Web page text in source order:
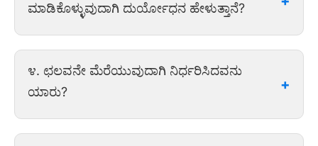
ಮಾಡಿಕೊಳ್ಳುವುದಾಗಿ ದುರ್ಯೋಧನ ಹೇಳುತ್ತಾನೆ?
ಬಳಿಕ ಸಂಧಿ ಮಾಡಿಕೊಳ್ಳುವುದಾಗಿ ದುರ್ಯೋಧನ
ಹೇಳುತ್ತಾನೆ.
೪. ಛಲವನೇ ಮೆರೆಯುವುದಾಗಿ ನಿರ್ಧರಿಸಿದವನು
ಯಾರು?